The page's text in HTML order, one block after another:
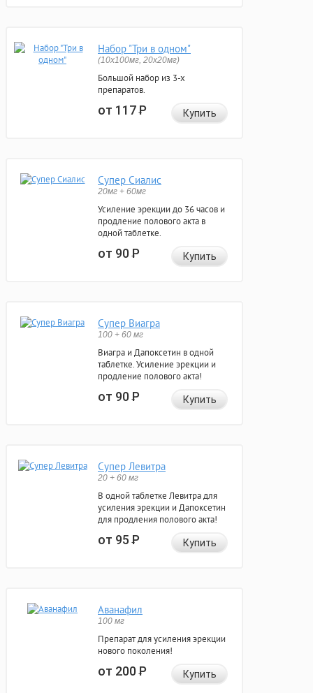
Набор "Три в одном"
(10x100мг, 20x20мг)
Большой набор из 3-х
препаратов.
от 117Р Купить
Супер Сиалис
20мг + 60мг
Усиление эрекции до 36 часов и
продление полового акта в
одной таблетке.
от 90Р Купить
Супер Виагра
100 + 60 мг
Виагра и Дапоксетин в одной
таблетке. Усиление эрекции и
продление полового акта!
от 90Р Купить
Супер Левитра
20 + 60 мг
В одной таблетке Левитра для
усиления эрекции и Дапоксетин
для продления полового акта!
от 95Р Купить
Аванафил
100 мг
Препарат для усиления эрекции
нового поколения!
от 200Р Купить